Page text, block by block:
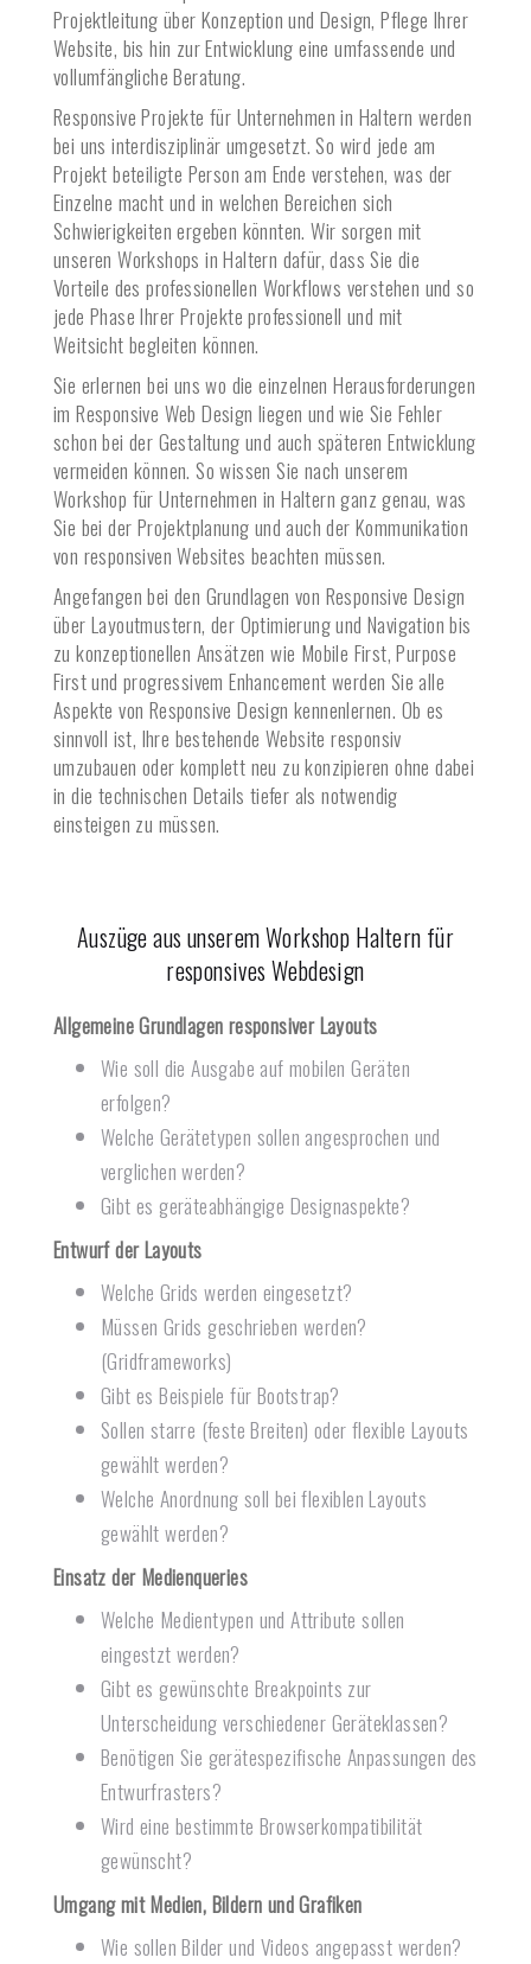
Projektleitung über Konzeption und Design, Pflege Ihrer
Website, bis hin zur Entwicklung eine umfassende und
vollumfängliche Beratung.
Responsive Projekte für Unternehmen in Haltern werden
bei uns interdisziplinär umgesetzt. So wird jede am
Projekt beteiligte Person am Ende verstehen, was der
Einzelne macht und in welchen Bereichen sich
Schwierigkeiten ergeben könnten. Wir sorgen mit
unseren Workshops inHaltern dafür, dass Sie die
Vorteile des professionellen Workflows verstehen und so
jede Phase Ihrer Projekte professionell und mit
Weitsicht begleiten können.
Sie erlernen bei uns wo die einzelnen Herausforderungen
im Responsive Web Design liegen und wie Sie Fehler
schon bei der Gestaltung und auch späteren Entwicklung
vermeiden können. So wissen Sie nach unserem
Workshop für Unternehmen inHalternganz genau, was
Sie bei der Projektplanung und auch der Kommunikation
von responsiven Websites beachten müssen.
Angefangen bei den Grundlagen von Responsive Design
über Layoutmustern, der Optimierung und Navigation bis
zu konzeptionellen Ansätzen wie Mobile First, Purpose
First und progressivem Enhancement werden Sie alle
Aspekte von Responsive Design kennenlernen. Ob es
sinnvoll ist, Ihre bestehende Website responsiv
umzubauen oder komplett neu zu konzipieren ohne dabei
in die technischen Details tiefer als notwendig
einsteigen zu müssen.
Auszüge aus unserem Workshop Haltern für
responsives Webdesign
Allgemeine Grundlagen responsiver Layouts
Wie soll die Ausgabe auf mobilen Geräten
erfolgen?
Welche Gerätetypen sollen angesprochen und
verglichen werden?
Gibt es geräteabhängige Designaspekte?
Entwurf der Layouts
Welche Grids werden eingesetzt?
Müssen Grids geschrieben werden?
(Gridframeworks)
Gibt es Beispiele für Bootstrap?
Sollen starre (feste Breiten) oder flexible Layouts
gewählt werden?
Welche Anordnung soll bei flexiblen Layouts
gewählt werden?
Einsatz der Medienqueries
Welche Medientypen und Attribute sollen
eingestzt werden?
Gibt es gewünschte Breakpoints zur
Unterscheidung verschiedener Geräteklassen?
Benötigen Sie gerätespezifische Anpassungen des
Entwurfrasters?
Wird eine bestimmte Browserkompatibilität
gewünscht?
Umgang mit Medien, Bildern und Grafiken
Wie sollen Bilder und Videos angepasst werden?